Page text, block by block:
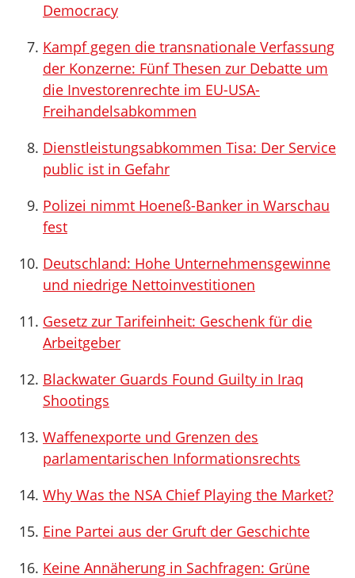
Democracy
Kampf gegen die transnationale Verfassung
der Konzerne: Fünf Thesen zur Debatte um
die Investorenrechte im EU-USA-
Freihandelsabkommen
Dienstleistungsabkommen Tisa: Der Service
public ist in Gefahr
Polizei nimmt Hoeneß-Banker in Warschau
fest
Deutschland: Hohe Unternehmensgewinne
und niedrige Nettoinvestitionen
Gesetz zur Tarifeinheit: Geschenk für die
Arbeitgeber
Blackwater Guards Found Guilty in Iraq
Shootings
Waffenexporte und Grenzen des
parlamentarischen Informationsrechts
Why Was the NSA Chief Playing the Market?
Eine Partei aus der Gruft der Geschichte
Keine Annäherung in Sachfragen: Grüne